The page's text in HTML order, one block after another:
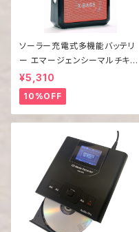
ソーラー充電式多機能バッテリ
ー エマージェンシーマルチキッ
ト EM-009
¥5,310
10%OFF